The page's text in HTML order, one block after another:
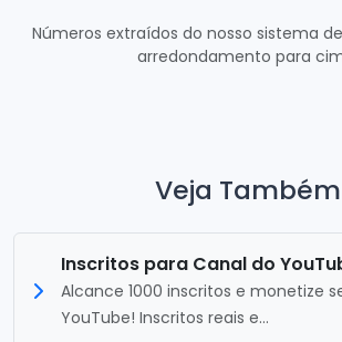
Números extraídos do nosso sistema
arredondamento para
Veja Também
Inscritos para Canal do
Alcance 1000 inscritos e monetize
YouTube! Inscritos reais e...